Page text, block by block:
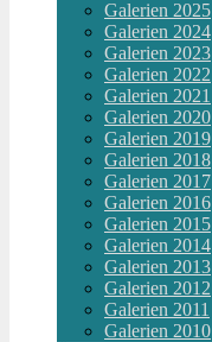
Galerien 2025
Galerien 2024
Galerien 2023
Galerien 2022
Galerien 2021
Galerien 2020
Galerien 2019
Galerien 2018
Galerien 2017
Galerien 2016
Galerien 2015
Galerien 2014
Galerien 2013
Galerien 2012
Galerien 2011
Galerien 2010